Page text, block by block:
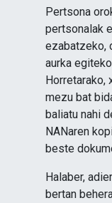
Pertsona
pertsonalak
ezabatzeko,
aurka
Horretarako,
mezu bat
baliatu nahi
NANaren
beste
Halaber,
bertan